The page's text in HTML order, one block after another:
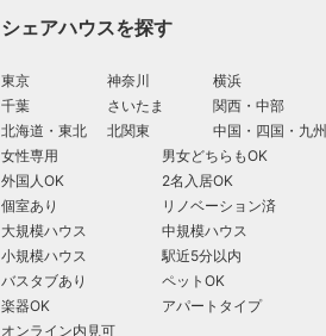
シェアハウスを探す
東京 神奈川
横浜
千葉
さいたま
関西・中部
北海道・東北
北関東
中国・四国・九州
女性専用
男女どちらもOK
外国人OK
2名入居OK
個室あり
リノベーション済
大規模ハウス
中規模ハウス
小規模ハウス
駅近5分以内
バスタブあり
ペットOK
楽器OK
アパートタイプ
オンライン内見可